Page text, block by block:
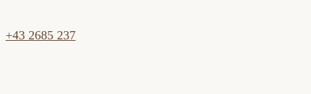
+43 2685 237